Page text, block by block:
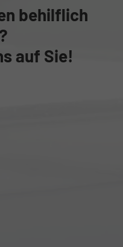
behilflich
auf Sie!